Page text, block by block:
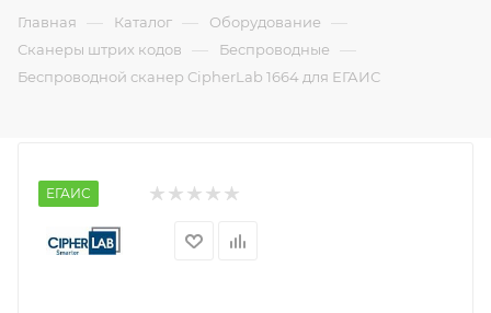
Главная — Каталог — Оборудование —
Сканеры штрих кодов — Беспроводные —
Беспроводной сканер CipherLab 1664 для ЕГАИС
ЕГАИС